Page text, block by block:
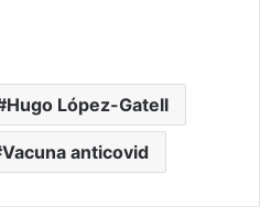
Hugo López-Gatell
Vacuna anticovid